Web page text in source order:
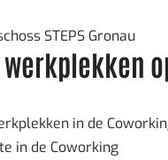
in de
in de Coworking